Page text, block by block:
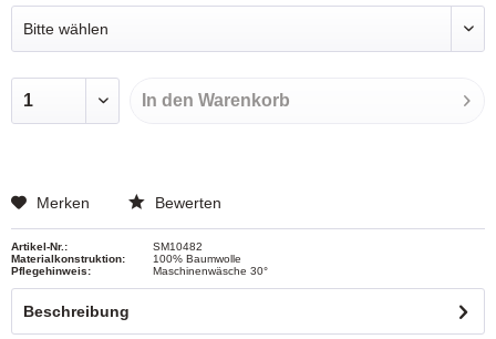
In den Warenkorb
Merken Bewerten
Artikel-Nr.:
SM10482
Materialkonstruktion:
100% Baumwolle
Pflegehinweis:
Maschinenwäsche 30°
Beschreibung